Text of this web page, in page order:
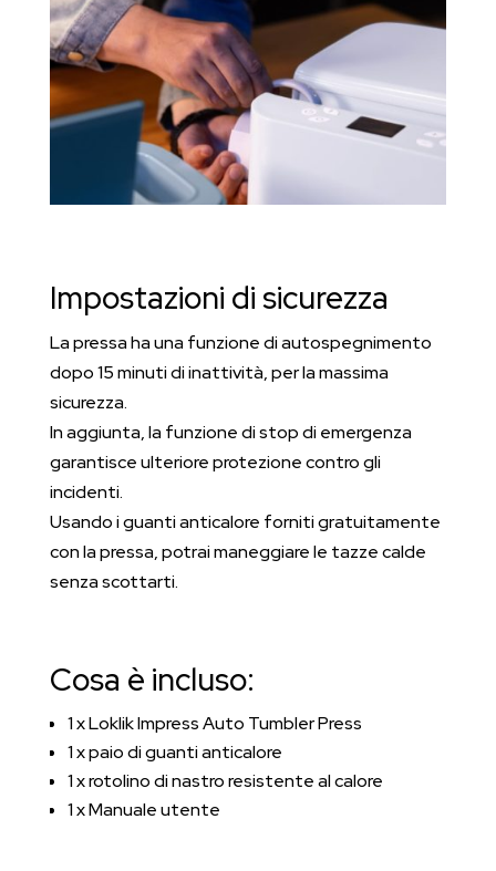
Impostazioni di sicurezza
La pressa ha una funzione di autospegnimento
dopo 15 minuti di inattività, per la massima
sicurezza.
In aggiunta, la funzione di stop di emergenza
garantisce ulteriore protezione contro gli
incidenti.
Usando i guanti anticalore forniti gratuitamente
con la pressa, potrai maneggiare le tazze calde
senza scottarti.
Cosa è incluso:
1 x Loklik Impress Auto Tumbler Press
1 x paio di guanti anticalore
1 x rotolino di nastro resistente al calore
1 x Manuale utente